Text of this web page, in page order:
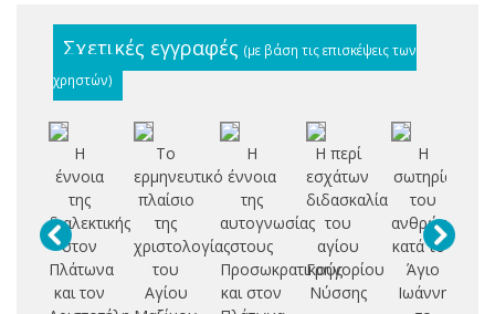
Σχετικές εγγραφές (με βάση τις επισκέψεις των
χρηστών)
Η
έννοια
της
διαλεκτικής
στον
Πλάτωνα
και τον
Το
ερμηνευτικό
πλαίσιο
της
χριστολογίας
του
Αγίου
Η
έννοια
της
αυτογνωσίας
στους
Προσωκρατικούς
και στον
Η περί
εσχάτων
διδασκαλία
του
αγίου
Γρηγορίου
Νύσσης
Η
σωτηρία
του
ανθρώπου
κατά τον
Άγιο
Ιωάννη